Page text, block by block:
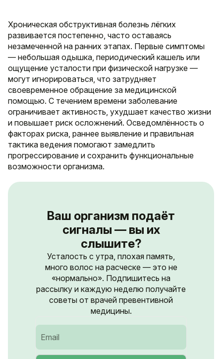
Хроническая обструктивная болезнь лёгких
развивается постепенно, часто оставаясь
незамеченной на ранних этапах. Первые симптомы
— небольшая одышка, периодический кашель или
ощущение усталости при физической нагрузке —
могут игнорироваться, что затрудняет
своевременное обращение за медицинской
помощью. С течением времени заболевание
ограничивает активность, ухудшает качество жизни
и повышает риск осложнений. Осведомлённость о
факторах риска, раннее выявление и правильная
тактика ведения помогают замедлить
прогрессирование и сохранить функциональные
возможности организма.
Ваш организм подаёт
сигналы — вы их
слышите?
Усталость с утра, плохая память,
много волос на расческе — это не
«нормально». Подпишитесь на
рассылку и каждую неделю получайте
советы от врачей превентивной
медицины.